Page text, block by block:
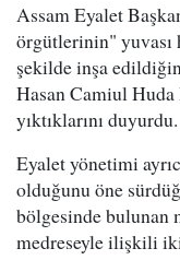
Assam Eyalet
örgütlerinin" yuvası
şekilde inşa
Hasan Camiul
yıktıklarını duyurdu.
Eyalet yönetimi
olduğunu öne
bölgesinde bulunan
medreseyle ilişkili